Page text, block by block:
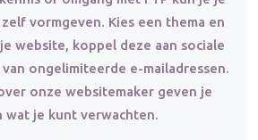
vormgeven. Kies een thema en
website, koppel deze aan sociale
ongelimiteerde e-mailadressen.
onze websitemaker geven je
wat je kunt verwachten.